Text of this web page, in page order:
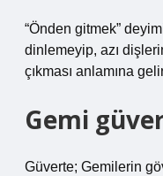
“Önden gitmek”
dinlemeyip, azı
çıkması anlamına
Gemi
Güverte; Gemilerin